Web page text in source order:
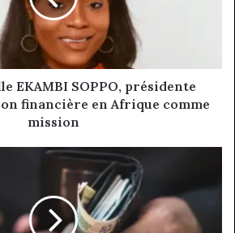
EKAMBI SOPPO, présidente
financière en Afrique comme
mission